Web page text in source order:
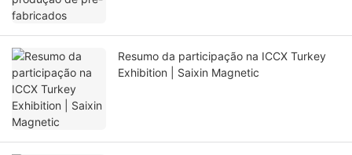
Resumo da participação na ICCX Turkey
Exhibition | Saixin Magnetic